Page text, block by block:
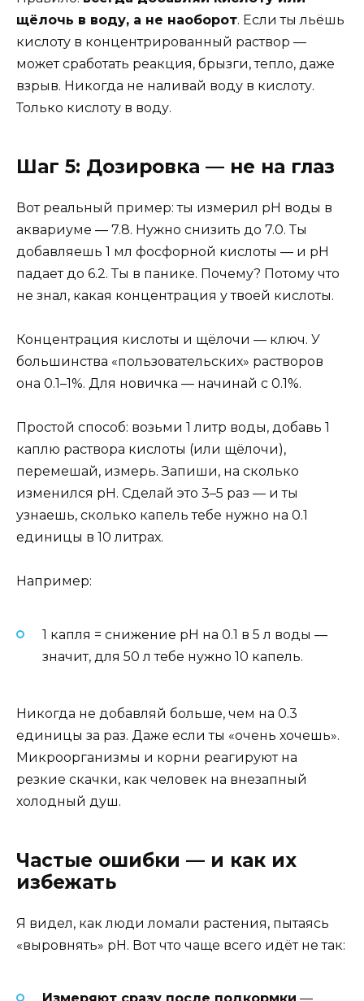
щёлочь в воду, а не наоборот. Если ты льёшь
кислоту в концентрированный раствор —
может сработать реакция, брызги, тепло, даже
взрыв. Никогда не наливай воду в кислоту.
Только кислоту в воду.
Шаг 5: Дозировка — не на глаз
Вот реальный пример: ты измерил pH воды в
аквариуме — 7.8. Нужно снизить до 7.0. Ты
добавляешь 1 мл фосфорной кислоты — и pH
падает до 6.2. Ты в панике. Почему? Потому что
не знал, какая концентрация у твоей кислоты.
Концентрация кислоты и щёлочи — ключ. У
большинства «пользовательских» растворов
она 0.1–1%. Для новичка — начинай с 0.1%.
Простой способ: возьми 1 литр воды, добавь 1
каплю раствора кислоты (или щёлочи),
перемешай, измерь. Запиши, на сколько
изменился pH. Сделай это 3–5 раз — и ты
узнаешь, сколько капель тебе нужно на 0.1
единицы в 10 литрах.
Например:
1 капля = снижение pH на 0.1 в 5 л воды —
значит, для 50 л тебе нужно 10 капель.
Никогда не добавляй больше, чем на 0.3
единицы за раз. Даже если ты «очень хочешь».
Микроорганизмы и корни реагируют на
резкие скачки, как человек на внезапный
холодный душ.
Частые ошибки — и как их
избежать
Я видел, как люди ломали растения, пытаясь
«выровнять» pH. Вот что чаще всего идёт не так: